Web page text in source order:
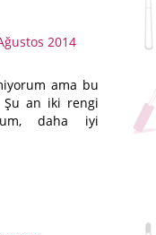
2014
ama bu
an iki rengi
daha iyi